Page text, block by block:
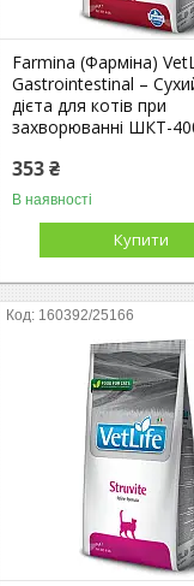
Farmina (Фарміна)
Gastrointestinal –
дієта для котів при
захворюванні ШКТ-
353 ₴
В наявності
Купити
160392/25166